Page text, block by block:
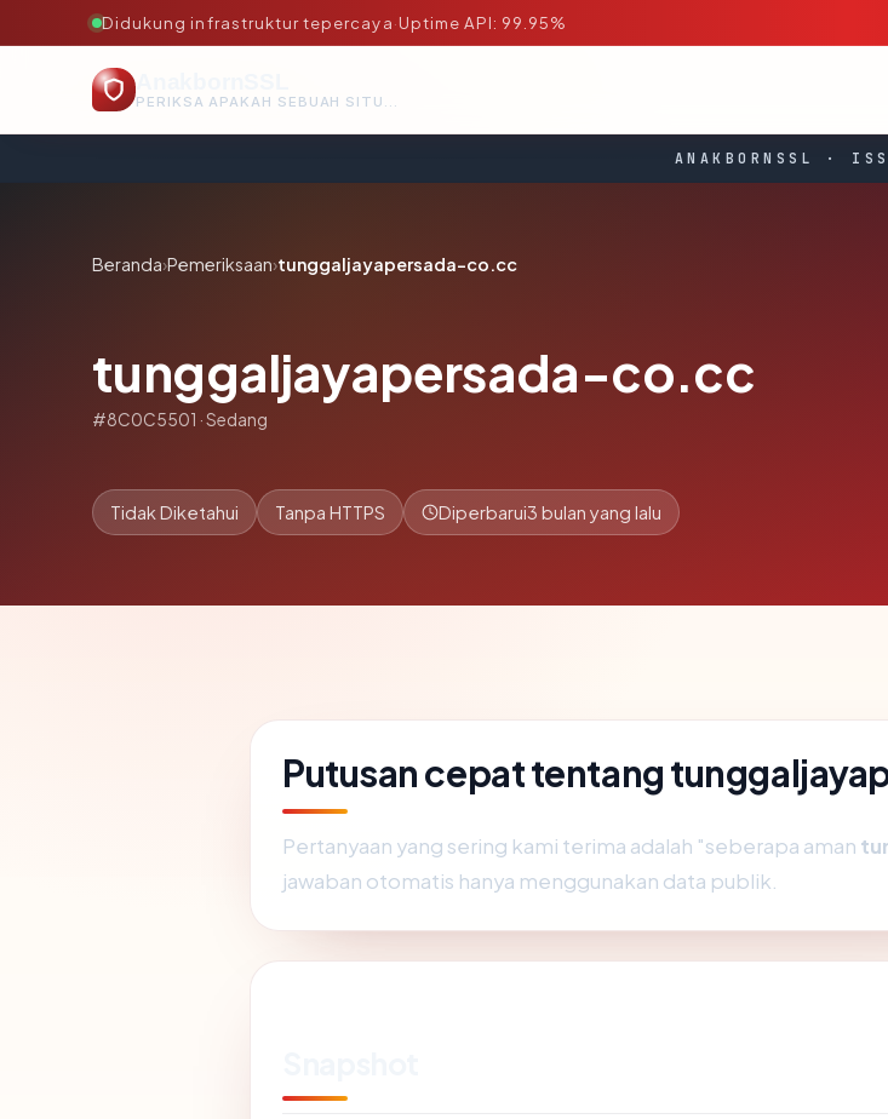
Didukung infrastruktur tepercaya·Uptime API: 99.95%
PERIKSA APAKAH SEBUAH SITUS AMAN, TEPERCAYA, DAN TERVERIFIKASI DALAM HITUNGAN DETIK.
ANAKBORNSSL ·
Beranda›Pemeriksaan›tunggaljayapersada-co.cc
tunggaljayapersada-co.cc
#8C0C5501 · Sedang
Tidak Diketahui Tanpa HTTPS Diperbarui3 bulan yang lalu
Putusan cepat tentang
Pertanyaan yang sering kami terima adalah "seberapa aman
jawaban otomatis hanya menggunakan data publik.